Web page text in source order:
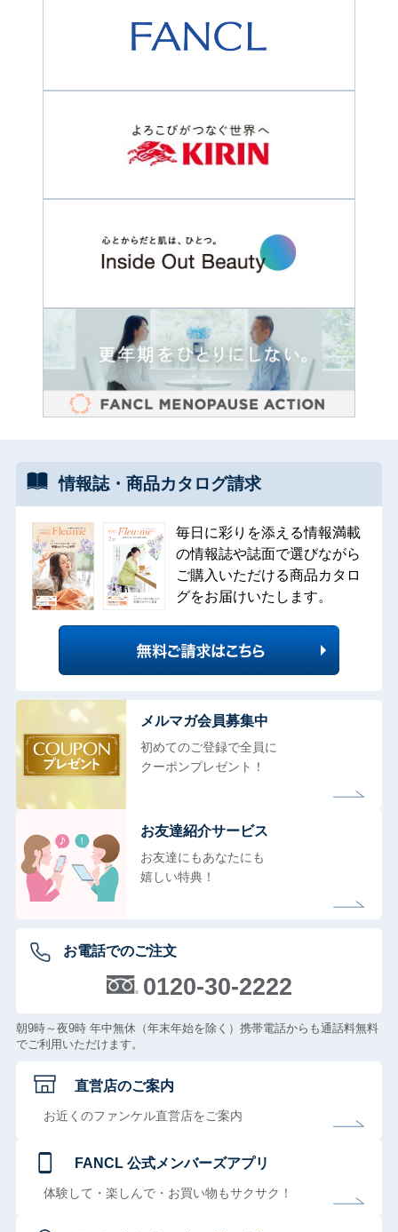
情報誌・ 商品カタログ請求
毎日に彩りを添える情報満載
の情報誌や誌面で選びながら
ご購入いただける商品カタロ
グをお届けいたします。
メルマガ会員募集中
初めてのご登録で全員に
クーポンプレゼント！
お友達紹介サービス
お友達にもあなたにも
嬉しい特典！
お電話でのご注文
0120-30-2222
朝9時～夜9時 年中無休（年末年始を除く）携帯電話からも通話料無料
でご利用いただけます。
直営店のご案内
お近くのファンケル直営店をご案内
FANCL 公式メンバーズアプリ
体験して・楽しんで・お買い物もサクサク！